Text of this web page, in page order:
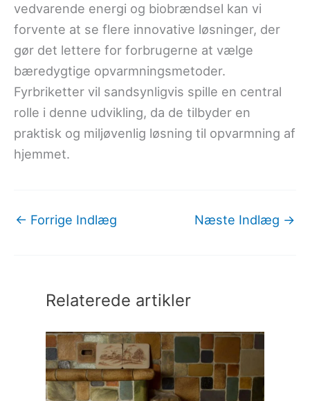
vedvarende energi og biobrændsel kan vi
forvente at se flere innovative løsninger, der
gør det lettere for forbrugerne at vælge
bæredygtige opvarmningsmetoder.
Fyrbriketter vil sandsynligvis spille en central
rolle i denne udvikling, da de tilbyder en
praktisk og miljøvenlig løsning til opvarmning af
hjemmet.
← Forrige Indlæg Næste Indlæg →
Relaterede artikler